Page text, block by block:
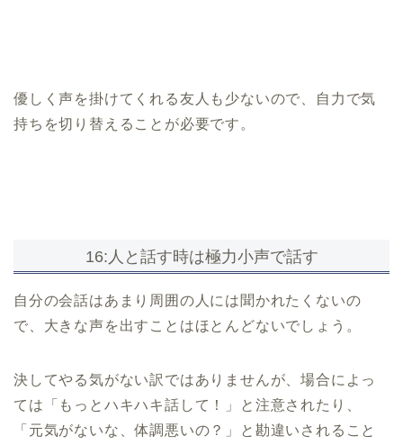
優しく声を掛けてくれる友人も少ないので、自力で気
持ちを切り替えることが必要です。
16:人と話す時は極力小声で話す
自分の会話はあまり周囲の人には聞かれたくないの
で、大きな声を出すことはほとんどないでしょう。
決してやる気がない訳ではありませんが、場合によっ
ては「もっとハキハキ話して！」と注意されたり、
「元気がないな、体調悪いの？」と勘違いされること